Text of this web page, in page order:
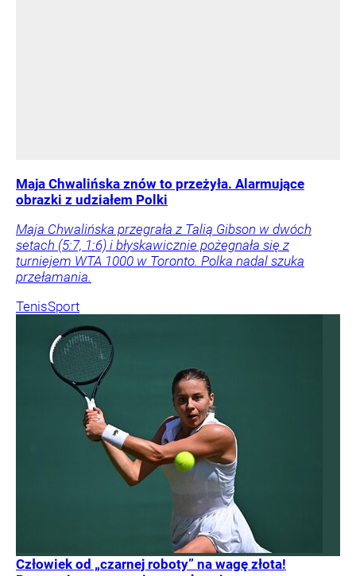
Maja Chwalińska znów to przeżyła. Alarmujące
obrazki z udziałem Polki
Maja Chwalińska przegrała z Talią Gibson w dwóch
setach (5:7, 1:6) i błyskawicznie pożegnała się z
turniejem WTA 1000 w Toronto. Polka nadal szuka
przełamania.
TenisSport
Człowiek od „czarnej roboty” na wagę złota!